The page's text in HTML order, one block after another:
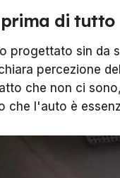
di tutto
progettato sin da
percezione
che non ci
che l'auto è